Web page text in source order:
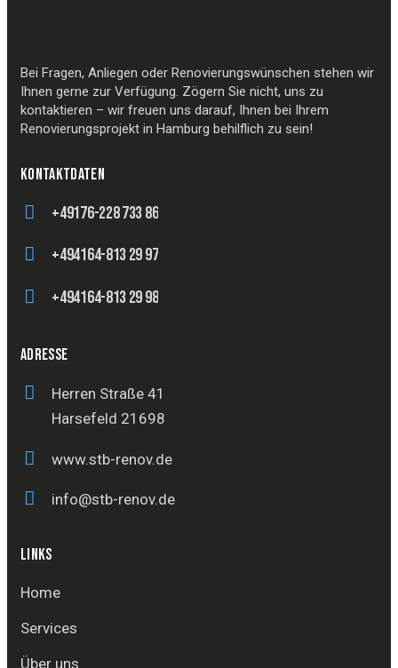
Bei Fragen, Anliegen oder Renovierungswünschen stehen wir
Ihnen gerne zur Verfügung. Zögern Sie nicht, uns zu
kontaktieren – wir freuen uns darauf, Ihnen bei Ihrem
Renovierungsprojekt in Hamburg behilflich zu sein!
KONTAKTDATEN
+49176-228 733 86
+494164-813 29 97
+494164-813 29 98
ADRESSE
Herren Straße 41
Harsefeld 21698
www.stb-renov.de
info@stb-renov.de
LINKS
Home
Services
Über uns